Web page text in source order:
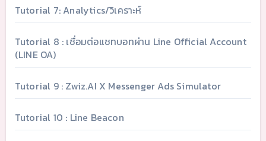
Tutorial 7: Analytics/วิเคราะห์
Tutorial 8 : เชื่อมต่อแชทบอทผ่าน Line Official Account
(LINE OA)
Tutorial 9 : Zwiz.AI X Messenger Ads Simulator
Tutorial 10 : Line Beacon